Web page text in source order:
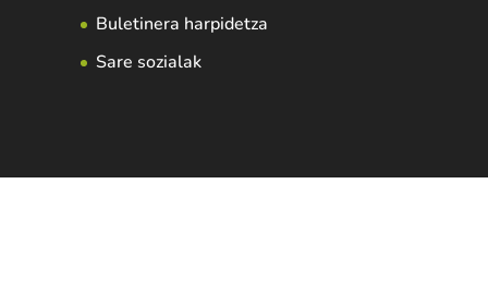
Buletinera harpidetza
Sare sozialak